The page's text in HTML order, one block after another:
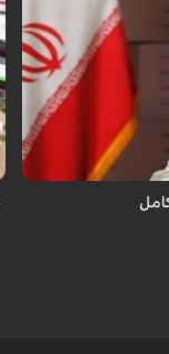
إن جيش الجمهورية